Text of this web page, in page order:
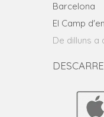
Barcelona
El Camp
De dilluns a